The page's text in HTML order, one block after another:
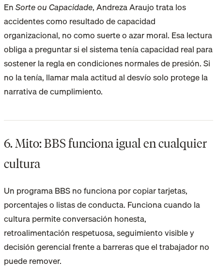
EnSorte ou Capacidade, Andreza Araujo trata los
accidentes como resultado de capacidad
organizacional, no como suerte o azar moral. Esa lectura
obliga a preguntar si el sistema tenía capacidad real para
sostener la regla en condiciones normales de presión. Si
no la tenía, llamar mala actitud al desvío solo protege la
narrativa de cumplimiento.
6. Mito: BBS funciona igual en cualquier
cultura
Un programa BBS no funciona por copiar tarjetas,
porcentajes o listas de conducta. Funciona cuando la
cultura permite conversación honesta,
retroalimentación respetuosa, seguimiento visible y
decisión gerencial frente a barreras que el trabajador no
puede remover.